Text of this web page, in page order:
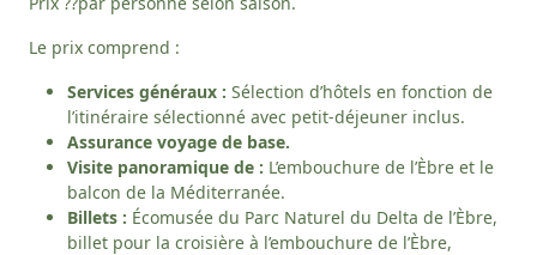
Le prix comprend :
Services généraux : Sélection d’hôtels en fonction de
l’itinéraire sélectionné avec petit-déjeuner inclus.
Assurance voyage de base.
Visite panoramique de : L’embouchure de l’Èbre et le
balcon de la Méditerranée.
Billets : Écomusée du Parc Naturel du Delta de l’Èbre,
billet pour la croisière à l’embouchure de l’Èbre,